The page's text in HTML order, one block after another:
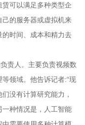
可以满足多种类型企
的服务器或虚拟机来
时间、成本和精力去
责人。主要负责视频数
领域。他告诉记者:“现
没有计算研究能力，
一种情况是，人工智能